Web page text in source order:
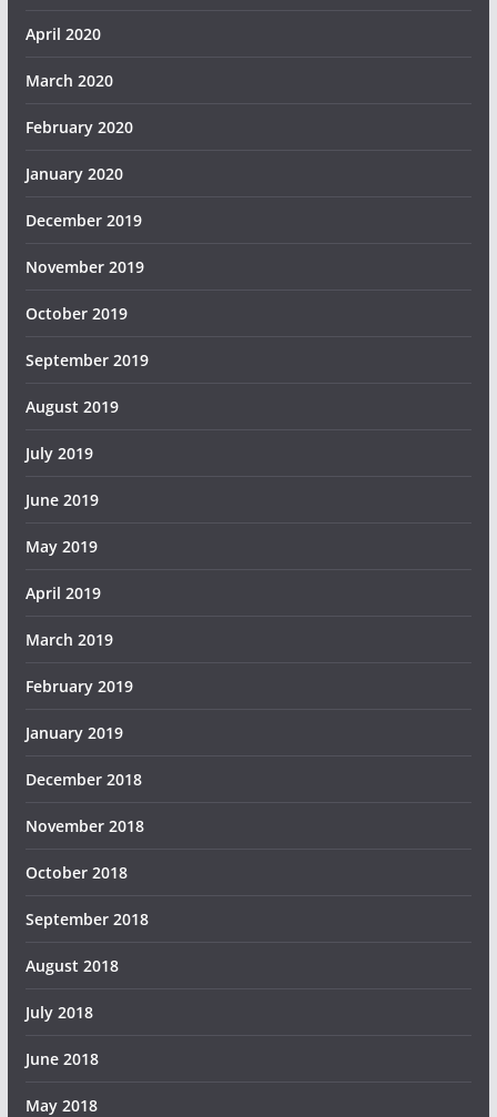
April 2020
March 2020
February 2020
January 2020
December 2019
November 2019
October 2019
September 2019
August 2019
July 2019
June 2019
May 2019
April 2019
March 2019
February 2019
January 2019
December 2018
November 2018
October 2018
September 2018
August 2018
July 2018
June 2018
May 2018